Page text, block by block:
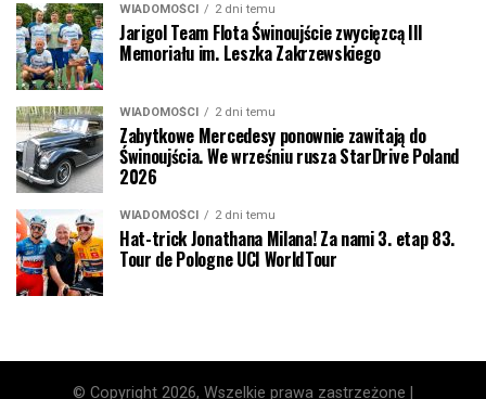
WIADOMOŚCI 2 dni temu
Jarigol Team Flota Świnoujście zwycięzcą III
Memoriału im. Leszka Zakrzewskiego
WIADOMOŚCI 2 dni temu
Zabytkowe Mercedesy ponownie zawitają do
Świnoujścia. We wrześniu rusza StarDrive Poland
2026
WIADOMOŚCI 2 dni temu
Hat-trick Jonathana Milana! Za nami 3. etap 83.
Tour de Pologne UCI WorldTour
© Copyright 2026, Wszelkie prawa zastrzeżone |